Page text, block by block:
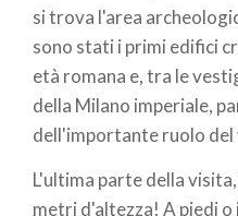
si trova l'area
sono stati i primi edifici
età romana e, tra le
della Milano imperiale,
dell'importante ruolo
L'ultima parte della
metri d'altezza! A piedi o